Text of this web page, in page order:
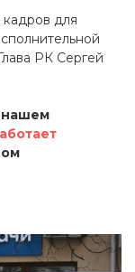
для
РК Сергей
нашем